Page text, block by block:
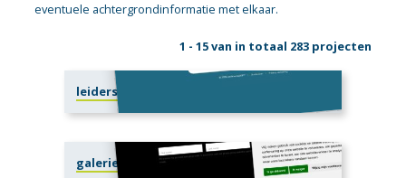
eventuele achtergrondinformatie met elkaar.
1 - 15 van in totaal 283 projecten
leiderschapgpt.nl
galerievanblijkshof.nl